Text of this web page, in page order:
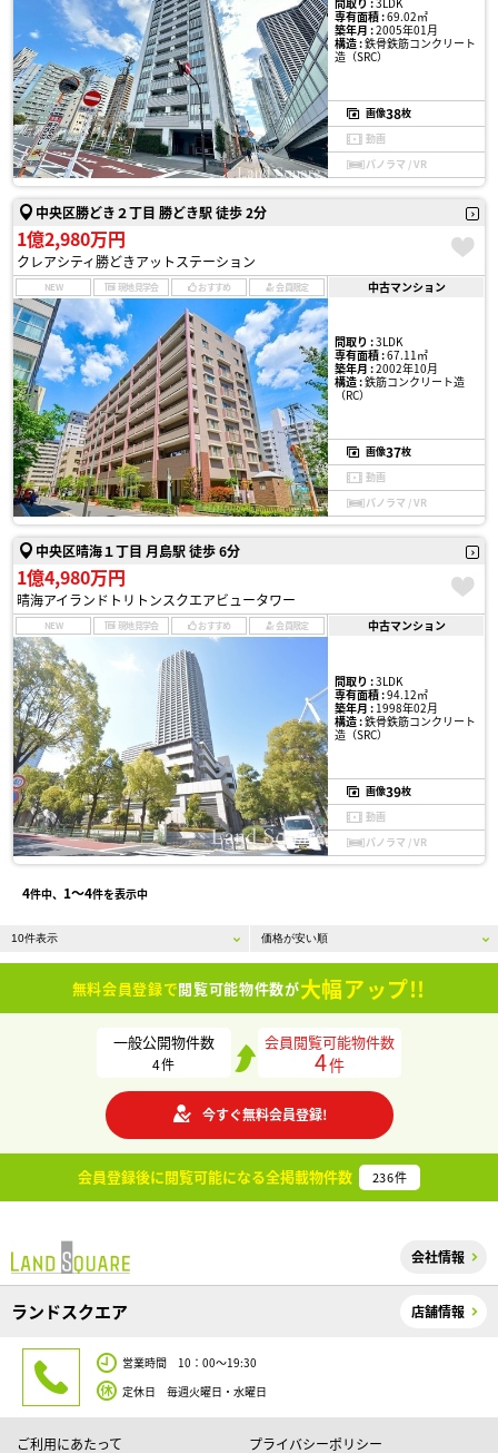
専有面積 :69.02㎡
築年月 :2005年01月
構造 :鉄骨鉄筋コンクリート
造（SRC）
画像38枚
動画
パノラマ / VR
中央区勝どき２丁目 勝どき駅 徒歩 2分
1億2,980万円
クレアシティ勝どきアットステーション
NEW 現地見学会 おすすめ 会員限定 中古マンション
間取り :3LDK
専有面積 :67.11㎡
築年月 :2002年10月
構造 :鉄筋コンクリート造
（RC）
画像37枚
動画
パノラマ / VR
中央区晴海１丁目 月島駅 徒歩 6分
1億4,980万円
晴海アイランドトリトンスクエアビュータワー
NEW 現地見学会 おすすめ 会員限定 中古マンション
間取り :3LDK
専有面積 :94.12㎡
築年月 :1998年02月
構造 :鉄骨鉄筋コンクリート
造（SRC）
画像39枚
動画
パノラマ / VR
4件中、 1〜4件を表示中
無料会員登録で閲覧可能物件数が大幅アップ!!
一般公開物件数
4件
会員閲覧可能物件数
4件
今すぐ無料会員登録!
会員登録後に閲覧可能になる全掲載物件数 236件
会社情報
ランドスクエア 店舗情報
営業時間 10：00～19:30
定休日 毎週火曜日・水曜日
ご利用にあたって プライバシーポリシー